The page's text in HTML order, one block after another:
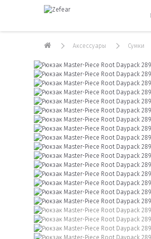
Аксессуары Сумки